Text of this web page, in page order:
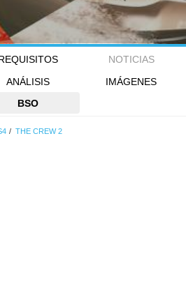
NOTICIAS
ANÁLISIS
IMÁGENES
BSO
THE CREW 2